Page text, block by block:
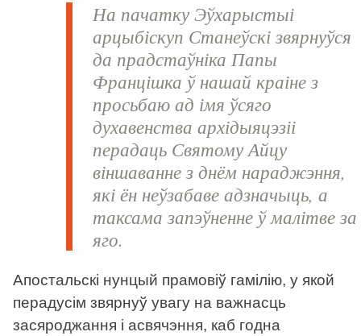
На пачатку Эўхарыстыі
арцыбіскуп Станеўскі звярнуўся
да прадстаўніка Папы
Францішка ў нашай краіне з
просьбаю ад імя ўсяго
духавенства архідыяцэзіі
перадаць Святому Айцу
віншаванне з днём нараджэння,
які ён неўзабаве адзначыць, а
таксама запэўненне ў малітве за
яго.
Апостальскі нунцый прамовіў гамілію, у якой
перадусім звярнуў увагу на важнасць
засяроджання і асвячэння, каб годна